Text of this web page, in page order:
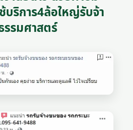
บริการ4ล้อใหญ่รับจ้า
รมศาสตร์